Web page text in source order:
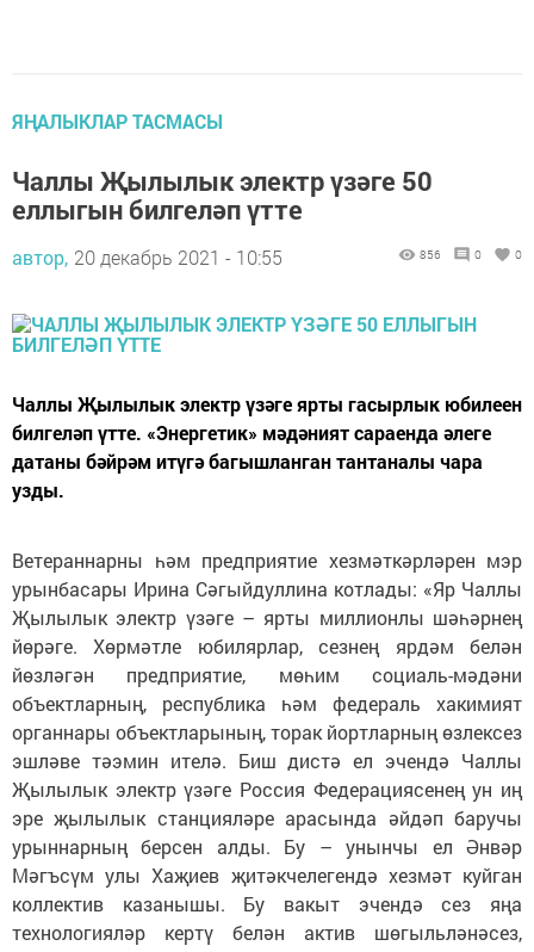
ЯҢАЛЫКЛАР ТАСМАСЫ
Чаллы Җылылык электр үзәге 50
еллыгын билгеләп үтте
автор, 20 декабрь 2021 - 10:55 856 0 0
Чаллы Җылылык электр үзәге ярты гасырлык юбилеен
билгеләп үтте. «Энергетик» мәдәният сараенда әлеге
датаны бәйрәм итүгә багышланган тантаналы чара
узды.
Ветераннарны һәм предприятие хезмәткәрләрен мэр
урынбасары Ирина Сәгыйдуллина котлады: «Яр Чаллы
Җылылык электр үзәге – ярты миллионлы шәһәрнең
йөрәге. Хөрмәтле юбилярлар, сезнең ярдәм белән
йөзләгән предприятие, мөһим социаль-мәдәни
объектларның, республика һәм федераль хакимият
органнары объектларының, торак йортларның өзлексез
эшләве тәэмин ителә. Биш дистә ел эчендә Чаллы
Җылылык электр үзәге Россия Федерациясенең ун иң
эре җылылык станцияләре арасында әйдәп баручы
урыннарның берсен алды. Бу – унынчы ел Әнвәр
Мәгъсүм улы Хаҗиев җитәкчелегендә хезмәт куйган
коллектив казанышы. Бу вакыт эчендә сез яңа
технологияләр кертү белән актив шөгыльләнәсез,